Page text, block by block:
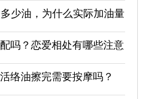
少油，为什么实际加油量
吗？恋爱相处有哪些注意
络油擦完需要按摩吗？